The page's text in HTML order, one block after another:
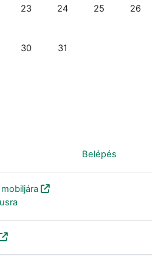
20., hétfő
október, 21., kedd
esemény, október, 22., szerda
Nincs esemény, október, 23.,
23 Nincs esemény,
24 Nincs
25 Nincs
26
27., hétfő
október, 28., kedd
esemény, október, 29., szerda
Nincs esemény, október, 30.,
30 Nincs esemény,
31
Belépés